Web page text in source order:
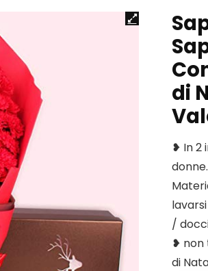
di
❥ In 2
/
❥ non
di